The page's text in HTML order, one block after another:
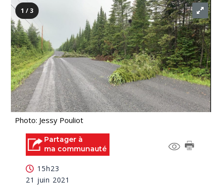
1 / 3
Photo: Jessy Pouliot
Partager à
ma communauté
15h23
21 juin 2021